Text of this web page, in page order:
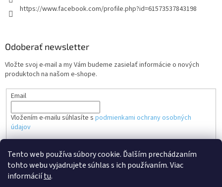
Tento web používa súbory cookie. Ďalším prechádzaním
tohto webu vyjadrujete súhlas s ich používaním. Viac
informáciítu.
https://www.facebook.com/profile.php?id=61573537843198
Odoberať newsletter
Vložte svoj e-mail a my Vám budeme zasielať informácie o nových
produktoch na našom e-shope.
Email
Vložením e-mailu súhlasíte s podmienkami ochrany osobných
údajov
PRIHLÁSIŤ SA